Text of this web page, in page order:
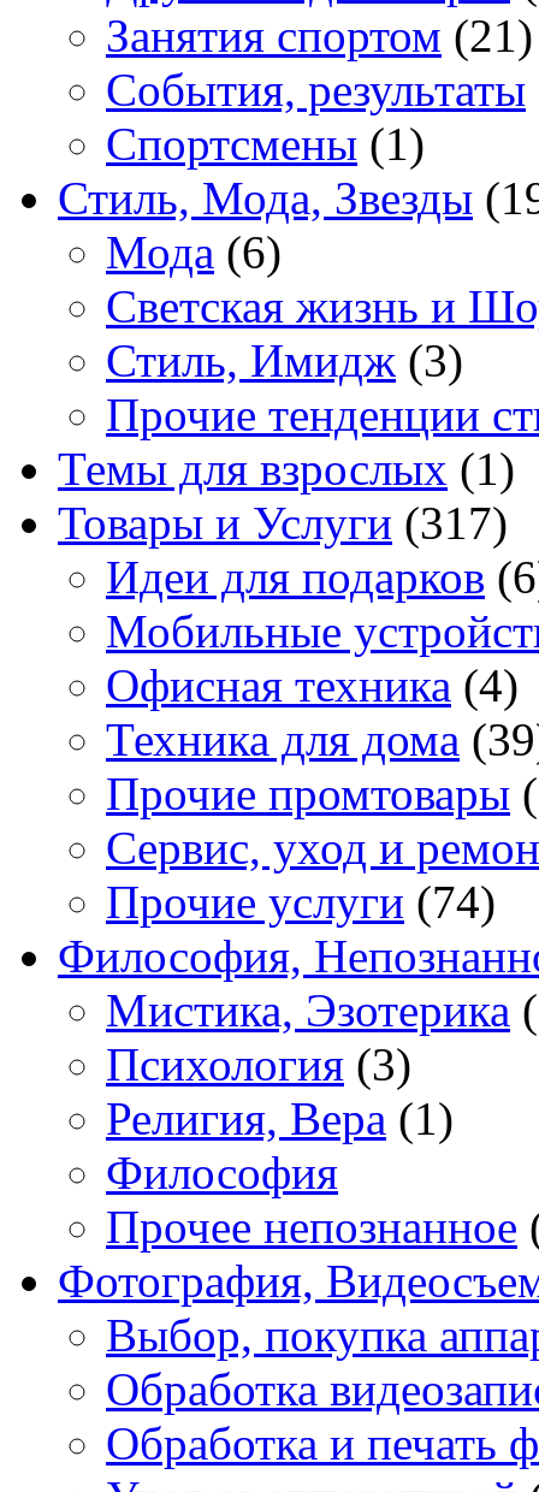
Занятия спортом (21)
События, результаты
Спортсмены (1)
Стиль, Мода, Звезды
Мода (6)
Светская жизнь и
Стиль, Имидж (3)
Прочие тенденции
Темы для взрослых (1)
Товары и Услуги (317)
Идеи для подарков
Мобильные
Офисная техника (4)
Техника для дома
Прочие промтовары
Сервис, уход и
Прочие услуги (74)
Философия,
Мистика, Эзотерика
Психология (3)
Религия, Вера (1)
Философия
Прочее непознанное
Фотография,
Выбор, покупка
Обработка
Обработка и печать